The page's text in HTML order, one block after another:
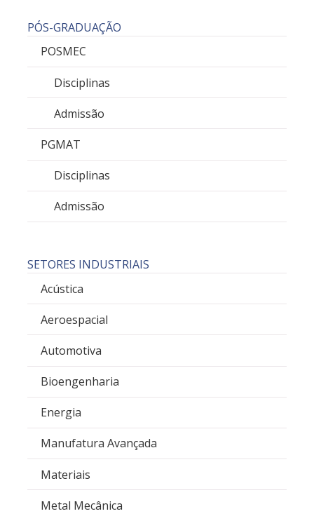
PÓS-GRADUAÇÃO
POSMEC
Disciplinas
Admissão
PGMAT
Disciplinas
Admissão
SETORES INDUSTRIAIS
Acústica
Aeroespacial
Automotiva
Bioengenharia
Energia
Manufatura Avançada
Materiais
Metal Mecânica